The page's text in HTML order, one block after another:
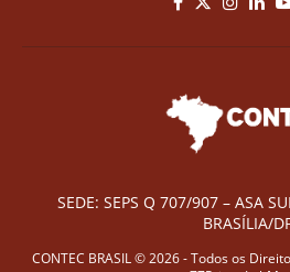
SEDE: SEPS Q 707/907 – ASA
BRASÍLIA/
CONTEC BRASIL © 2026 - Todos os